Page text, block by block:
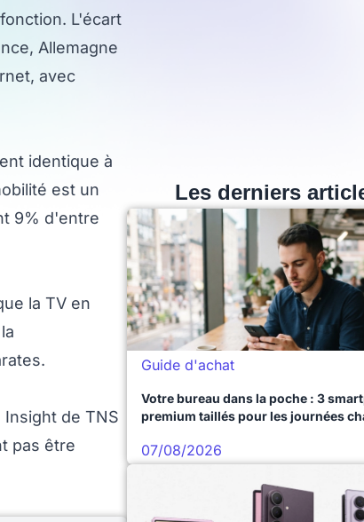
L'écart
Allemagne
avec
identique à
est un
9% d'entre
la TV en
de TNS
pas être
Les derniers
Guide d'achat
Votre bureau dans la poche : 3
premium taillés pour les journées
07/08/2026